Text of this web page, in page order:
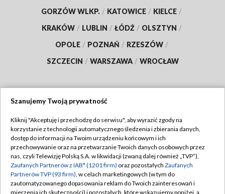
GORZÓW WLKP. / KATOWICE / KIELCE /
KRAKÓW / LUBLIN / ŁÓDŹ / OLSZTYN /
OPOLE / POZNAŃ / RZESZÓW /
SZCZECIN / WARSZAWA / WROCŁAW
TVP
Abonament TVP
Emisja w TVP
Centrum informacji TVP
Regulamin TVP
Polityka prywatności
Moje zgody
Szanujemy Twoją prywatność
Kliknij "Akceptuję i przechodzę do serwisu", aby wyrazić zgody na
korzystanie z technologii automatycznego śledzenia i zbierania danych,
dostęp do informacji na Twoim urządzeniu końcowym i ich
przechowywanie oraz na przetwarzanie Twoich danych osobowych przez
nas, czyli Telewizję Polską S.A. w likwidacji (zwaną dalej również „TVP”),
Zaufanych Partnerów z IAB* (1201 firm) oraz pozostałych Zaufanych
Partnerów TVP (93 firm), w celach marketingowych (w tym do
zautomatyzowanego dopasowania reklam do Twoich zainteresowań i
mierzenia ich skuteczności) i pozostałych, które wskazujemy poniżej, a